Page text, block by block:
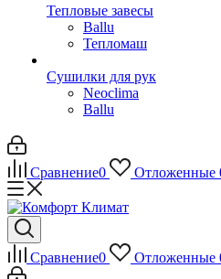
Тепловые завесы
Ballu
Тепломаш
Сушилки для рук
Neoclima
Ballu
Сравнение0 Отложенные
Сравнение0 Отложенные